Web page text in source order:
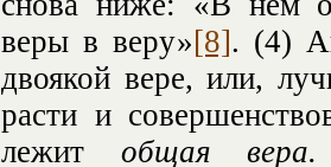
веры в веру»[8]. (4)
двоякой вере, или,
расти и
лежит общая